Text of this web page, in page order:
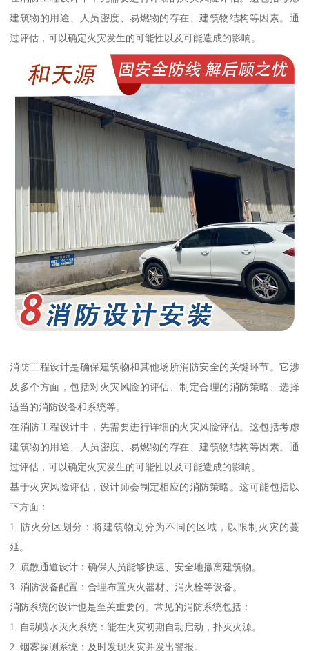
建筑物的用途、人员密度、易燃物的存在、建筑物结构等因素。通
过评估，可以确定火灾发生的可能性以及可能造成的影响。
消防工程设计是确保建筑物和其他场所消防安全的关键环节。它涉
及多个方面，包括对火灾风险的评估、制定合理的消防策略、选择
适当的消防设备和系统等。
在消防工程设计中，先需要进行详细的火灾风险评估。这包括考虑
建筑物的用途、人员密度、易燃物的存在、建筑物结构等因素。通
过评估，可以确定火灾发生的可能性以及可能造成的影响。
基于火灾风险评估，设计师会制定相应的消防策略。这可能包括以
下方面：
1. 防火分区划分：将建筑物划分为不同的区域，以限制火灾的蔓
延。
2. 疏散通道设计：确保人员能够快速、安全地撤离建筑物。
3. 消防设备配置：合理布置灭火器材、消火栓等设备。
消防系统的设计也是至关重要的。常见的消防系统包括：
1. 自动喷水灭火系统：能在火灾初期自动启动，扑灭火源。
2. 烟雾探测系统：及时发现火灾并发出警报。